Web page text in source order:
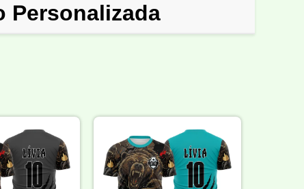
Personalizada